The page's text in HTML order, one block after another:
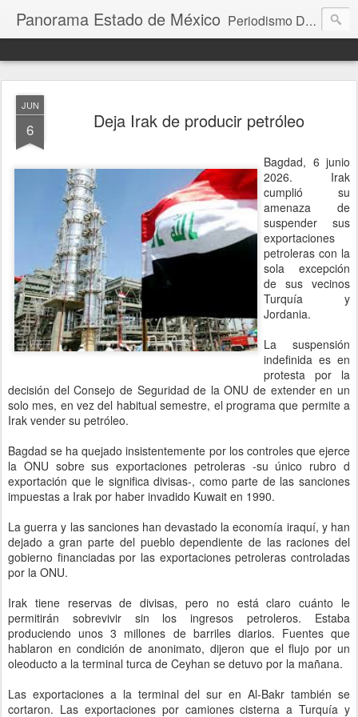
Panorama Estado de México Periodismo Digital
JUN
6 Deja Irak de producir petróleo
Bagdad, 6 junio
2026. Irak
cumplió su
amenaza de
suspender sus
exportaciones
petroleras con la
sola excepción
de sus vecinos
Turquía y
Jordania.
La suspensión
indefinida es en
protesta por la
decisión del Consejo de Seguridad de la ONU de extender en un
solo mes, en vez del habitual semestre, el programa que permite a
Irak vender su petróleo.
Bagdad se ha quejado insistentemente por los controles que ejerce
la ONU sobre sus exportaciones petroleras -su único rubro d
exportación que le significa divisas-, como parte de las sanciones
impuestas a Irak por haber invadido Kuwait en 1990.
La guerra y las sanciones han devastado la economía iraquí, y han
dejado a gran parte del pueblo dependiente de las raciones del
gobierno financiadas por las exportaciones petroleras controladas
por la ONU.
Irak tiene reservas de divisas, pero no está claro cuánto le
permitirán sobrevivir sin los ingresos petroleros. Estaba
produciendo unos 3 millones de barriles diarios. Fuentes que
hablaron en condición de anonimato, dijeron que el flujo por un
oleoducto a la terminal turca de Ceyhan se detuvo por la mañana.
Las exportaciones a la terminal del sur en Al-Bakr también se
cortaron. Las exportaciones por camiones cisterna a Turquía y